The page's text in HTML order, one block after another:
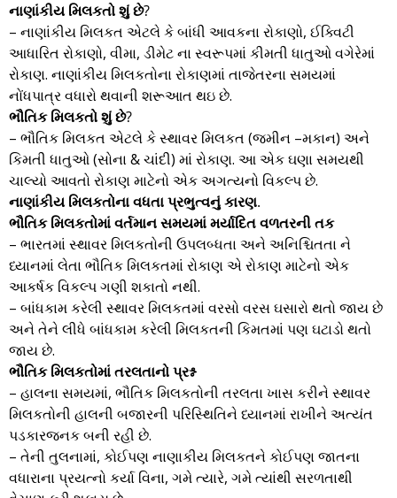
નાણાંકીય મિલકતો શું છે?
– નાણાંકીય મિલકત એટલે કે બાંધી આવકના રોકાણો, ઈક્વિટી
આધારિત રોકાણો, વીમા, ડીમેટ ના સ્વરૂપમાં કીમતી ધાતુઓ વગેરેમાં
રોકાણ. નાણાંકીય મિલકતોના રોકાણમાં તાજેતરના સમયમાં
નોંધપાત્ર વધારો થવાની શરૂઆત થઇ છે.
ભૌતિક મિલકતો શું છે?
– ભૌતિક મિલકત એટલે કે સ્થાવર મિલકત (જમીન –મકાન) અને
કિમતી ધાતુઓ (સોના & ચાંદી) માં રોકાણ. આ એક ઘણા સમયથી
ચાલ્યો આવતો રોકાણ માટેનો એક અગત્યનો વિકલ્પ છે.
નાણાંકીય મિલકતોના વધતા પ્રભુત્વનું કારણ.
ભૌતિક મિલકતોમાં વર્તમાન સમયમાં મર્યાદિત વળતરની તક
– ભારતમાં સ્થાવર મિલકતોની ઉપલબ્ધતા અને અનિશ્ચિતતા ને
ધ્યાનમાં લેતા ભૌતિક મિલકતમાં રોકાણ એ રોકાણ માટેનો એક
આકર્ષક વિકલ્પ ગણી શકાતો નથી.
– બાંધકામ કરેલી સ્થાવર મિલકતમાં વરસો વરસ ઘસારો થતો જાય છે
અને તેને લીધે બાંધકામ કરેલી મિલકતની કિમતમાં પણ ઘટાડો થતો
જાય છે.
ભૌતિક મિલકતોમાં તરલતાનો પ્રશ્ન
– હાલના સમયમાં, ભૌતિક મિલકતોની તરલતા ખાસ કરીને સ્થાવર
મિલકતોની હાલની બજારની પરિસ્થિતિને ધ્યાનમાં રાખીને અત્યંત
પડકારજનક બની રહી છે.
– તેની તુલનામાં, કોઈપણ નાણાકીય મિલકતને કોઈપણ જાતના
વધારાના પ્રયત્નો કર્યા વિના, ગમે ત્યારે, ગમે ત્યાંથી સરળતાથી